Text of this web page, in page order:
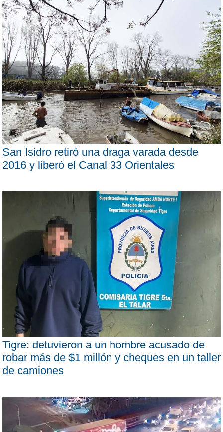
San Isidro retiró una draga varada desde
2016 y liberó el Canal 33 Orientales
Tigre: detuvieron a un hombre acusado de
robar más de $1 millón y cheques en un taller
de camiones